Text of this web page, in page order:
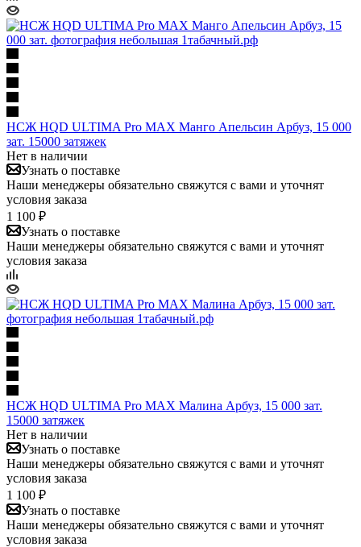
НСЖ HQD ULTIMA Pro MAX Манго Апельсин Арбуз, 15 000
зат. 15000 затяжек
Нет в наличии
Узнать о поставке
Наши менеджеры обязательно свяжутся с вами и уточнят
условия заказа
1 100 ₽
Узнать о поставке
Наши менеджеры обязательно свяжутся с вами и уточнят
условия заказа
НСЖ HQD ULTIMA Pro MAX Малина Арбуз, 15 000 зат.
15000 затяжек
Нет в наличии
Узнать о поставке
Наши менеджеры обязательно свяжутся с вами и уточнят
условия заказа
1 100 ₽
Узнать о поставке
Наши менеджеры обязательно свяжутся с вами и уточнят
условия заказа